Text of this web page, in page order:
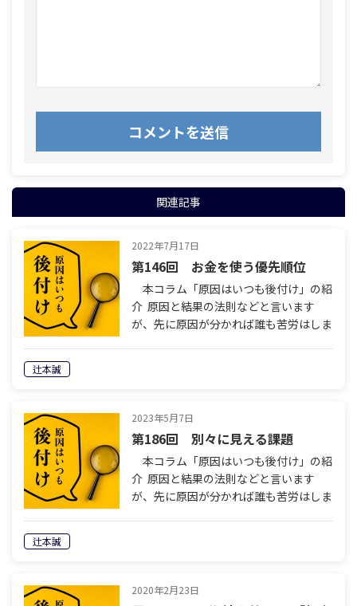
関連記事
2022年7月17日
第146回 お金を使う優先順位
本コラム「原因はいつも後付け」の紹
介 原因と結果の法則などと言います
が、先に原因が分かれば誰も苦労はしま
辻本誠
2023年5月7日
第186回 別々に見える課題
本コラム「原因はいつも後付け」の紹
介 原因と結果の法則などと言います
が、先に原因が分かれば誰も苦労はしま
辻本誠
2020年2月23日